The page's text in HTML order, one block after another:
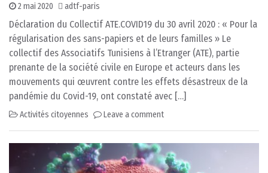
2 mai 2020 adtf-paris
Déclaration du Collectif ATE.COVID19 du 30 avril 2020 : « Pour la
régularisation des sans-papiers et de leurs familles » Le
collectif des Associatifs Tunisiens à l’Etranger (ATE), partie
prenante de la société civile en Europe et acteurs dans les
mouvements qui œuvrent contre les effets désastreux de la
pandémie du Covid-19, ont constaté avec […]
Activités citoyennes Leave a comment